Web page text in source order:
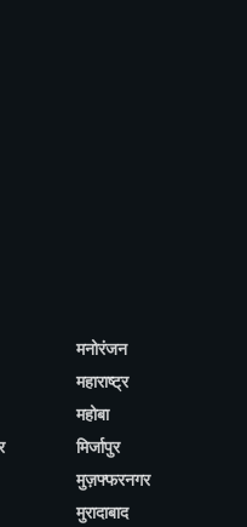
मनोरंजन
महाराष्ट्र
महोबा
मिर्जापुर
मुज़फ्फरनगर
मुरादाबाद